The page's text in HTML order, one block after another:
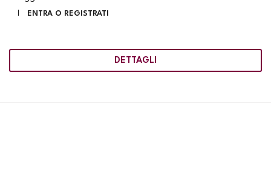
ENTRA O REGISTRATI
DETTAGLI